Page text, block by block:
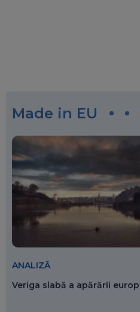
Made in EU
ANALIZĂ
Veriga slabă a apărării